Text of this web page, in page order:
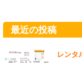
最近の投稿
レンタ